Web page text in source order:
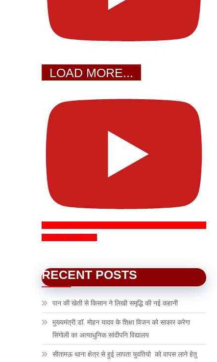
LOAD MORE...
SUBSCRIBE NOW
RECENT POSTS
पान की खेती से किसान ने लिखी समृद्धि की नई कहानी
मुख्यमंत्री डॉ. मोहन यादव के शिक्षा विजन को साकार करेगा
सिंगोली का अत्याधुनिक सांदीपनि विद्यालय
सीतामऊ थाना क्षेत्र से हुई लापता युवतियो को वापस लाने हेतु